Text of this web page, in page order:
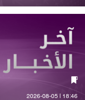
18:46 | 2026-08-05